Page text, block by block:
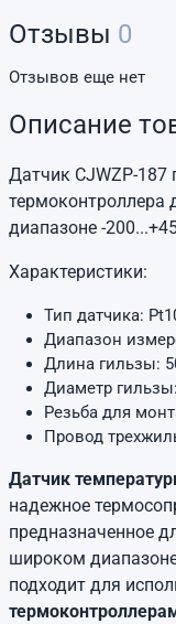
Отзывы 0
Отзывов еще нет
Описание
Датчик CJWZP-187
термоконтроллера
диапазоне -
Характеристики:
Тип датчика:
Диапазон
Длина гильзы:
Диаметр
Резьба для
Провод
Датчик
надежное
предназначенное
широком
подходит для